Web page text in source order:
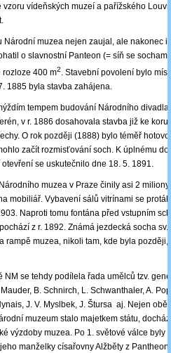
vídeňských muzeí a pařížského
muzea nejen zaujal, ale nakonec i
o slavnostní Panteon (= síň se
rozloze 400 m2. Stavební povolení bylo
1885 byla stavba zahájena.
tempem budování Národního
v r. 1886 dosahovala stavba již ke
O rok později (1888) bylo téměř
začít rozmisťování soch. K úplnému
se uskutečnilo dne 18. 5. 1891.
muzea v Praze činily asi 2
mobiliář. Vybavení sálů vitrínami se
Naproti tomu fontána před vstupním
z r. 1892. Známá jezdecká socha
rampě muzea, nikoli tam, kde byla
NM se tehdy podílela řada umělců tzv.
B. Schnirch, L. Schwanthaler, A.
J. V. Myslbek, J. Štursa aj. Nejen obě
muzeum stalo majetkem státu,
výzdoby muzea. Po 1. světové válce byly
manželky císařovny Alžběty z